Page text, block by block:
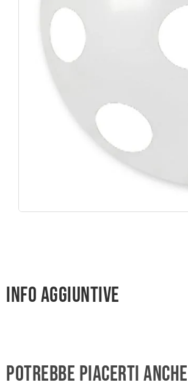
Info aggiuntive
Potrebbe piacerti anche